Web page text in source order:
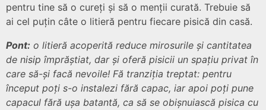
pentru tine să o cureți și să o menții curată. Trebuie să
ai cel puțin câte o litieră pentru fiecare pisică din casă.
Pont: o litieră acoperită reduce mirosurile și cantitatea
de nisip împrăștiat, dar și oferă pisicii un spațiu privat în
care să-și facă nevoile! Fă tranziția treptat: pentru
început poți s-o instalezi fără capac, iar apoi poți pune
capacul fără ușa batantă, ca să se obișnuiască pisica cu